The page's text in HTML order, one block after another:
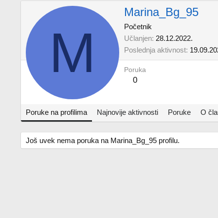
M
Marina_Bg_95
Početnik
Učlanjen 28.12.2022.
Poslednja aktivnost
Poruka
0
Poruke na profilima Najnovije aktivnosti Poruke O
Još uvek nema poruka na Marina_Bg_95 profilu.